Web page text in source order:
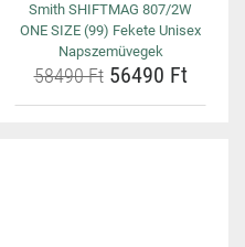
Smith SHIFTMAG 807/2W
ONE SIZE (99) Fekete Unisex
Napszemüvegek
58490 Ft56490 Ft